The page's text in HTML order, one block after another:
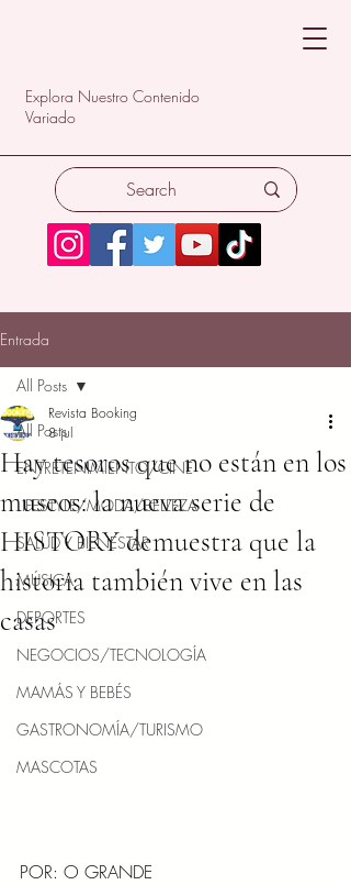
Explora Nuestro Contenido
Variado
Entrada
All Posts
ENTRETENIMIENTO/CINE
LIFESTYLE/MODA/BELLEZA
SALUD Y BIENESTAR
MÚSICA
DEPORTES
NEGOCIOS/TECNOLOGÍA
MAMÁS Y BEBÉS
GASTRONOMÍA/TURISMO
MASCOTAS
All Posts
Hay tesoros que no están en los
museos: la nueva serie de
HISTORY demuestra que la
historia también vive en las
casas
Revista Booking
8 jul
POR: O GRANDE